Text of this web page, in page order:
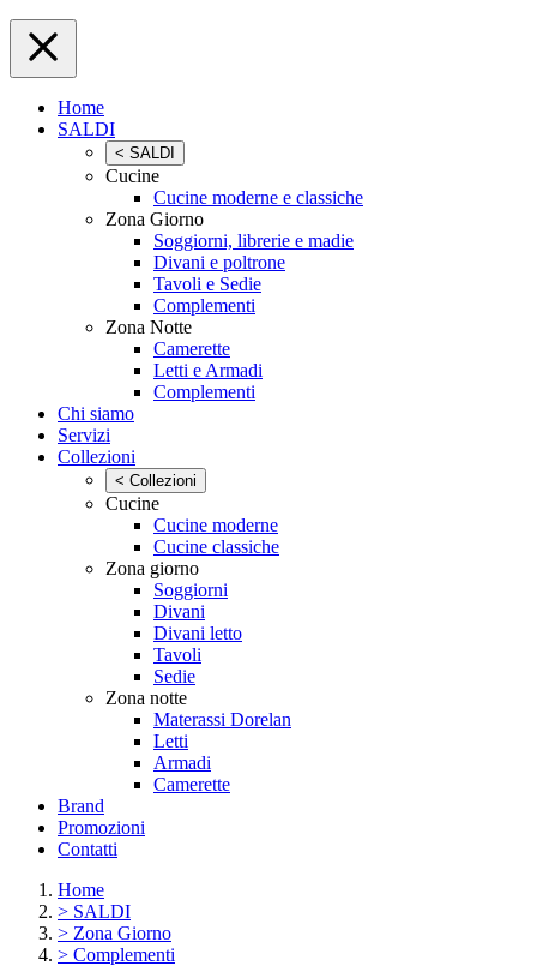
Home
SALDI
< SALDI
Cucine
Cucine moderne e classiche
Zona Giorno
Soggiorni, librerie e madie
Divani e poltrone
Tavoli e Sedie
Complementi
Zona Notte
Camerette
Letti e Armadi
Complementi
Chi siamo
Servizi
Collezioni
< Collezioni
Cucine
Cucine moderne
Cucine classiche
Zona giorno
Soggiorni
Divani
Divani letto
Tavoli
Sedie
Zona notte
Materassi Dorelan
Letti
Armadi
Camerette
Brand
Promozioni
Contatti
Home
> SALDI
> Zona Giorno
> Complementi